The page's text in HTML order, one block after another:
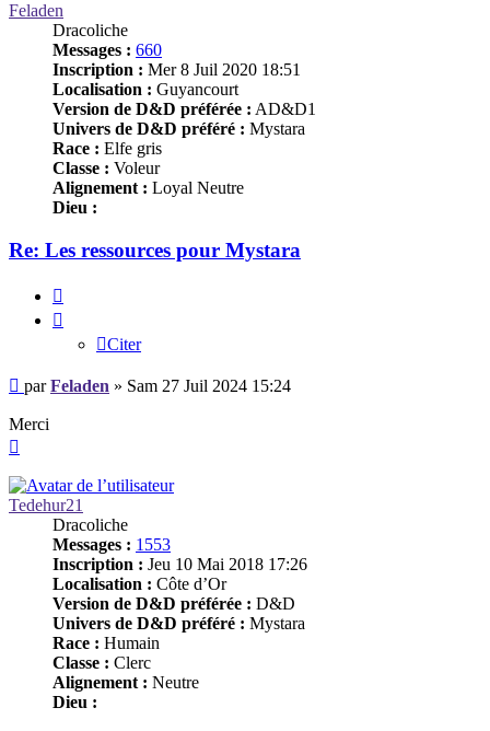
Feladen
Dracoliche
Messages : 660
Inscription : Mer 8 Juil 2020 18:51
Localisation : Guyancourt
Version de D&D préférée : AD&D1
Univers de D&D préféré : Mystara
Race : Elfe gris
Classe : Voleur
Alignement : Loyal Neutre
Dieu :
Re: Les ressources pour Mystara
Citer
Message
parFeladen » Sam 27 Juil 2024 15:24
Merci
Tedehur21
Dracoliche
Messages : 1553
Inscription : Jeu 10 Mai 2018 17:26
Localisation : Côte d’Or
Version de D&D préférée : D&D
Univers de D&D préféré : Mystara
Race : Humain
Classe : Clerc
Alignement : Neutre
Dieu :